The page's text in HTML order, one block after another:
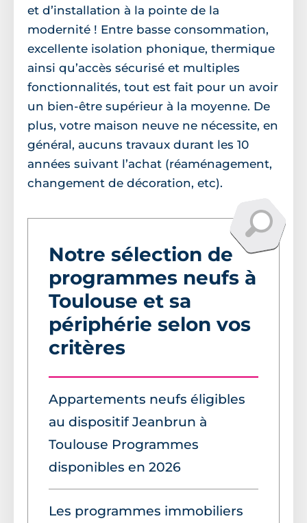
et d’installation à la pointe de la
modernité ! Entre basse consommation,
excellente isolation phonique, thermique
ainsi qu’accès sécurisé et multiples
fonctionnalités, tout est fait pour un avoir
un bien-être supérieur à la moyenne. De
plus, votre maison neuve ne nécessite, en
général, aucuns travaux durant les 10
années suivant l’achat (réaménagement,
changement de décoration, etc).
Notre sélection de
programmes neufs à
Toulouse et sa
périphérie selon vos
critères
Appartements neufs éligibles
au dispositif Jeanbrun à
Toulouse Programmes
disponibles en 2026
Les programmes immobiliers